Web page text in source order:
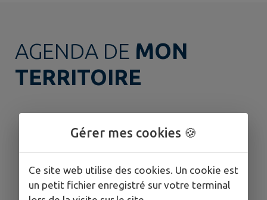
AGENDA DE MON
TERRITOIRE
Gérer mes cookies 🍪
Ce site web utilise des cookies. Un cookie est
un petit fichier enregistré sur votre terminal